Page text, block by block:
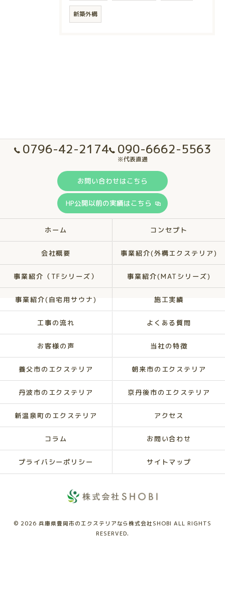
新築外構
0796-42-2174 090-6662-5563
※代表直通
お問い合わせはこちら
HP公開以前の実績はこちら
ホーム コンセプト
会社概要 事業紹介(外構エクステリア)
事業紹介（TFシリーズ） 事業紹介(MATシリーズ)
事業紹介(自宅用サウナ) 施工実績
工事の流れ よくある質問
お客様の声 当社の特徴
養父市のエクステリア 朝来市のエクステリア
丹波市のエクステリア 京丹後市のエクステリア
新温泉町のエクステリア アクセス
コラム お問い合わせ
プライバシーポリシー サイトマップ
© 2026 兵庫県豊岡市のエクステリアなら株式会社SHOBI ALL RIGHTS
RESERVED.